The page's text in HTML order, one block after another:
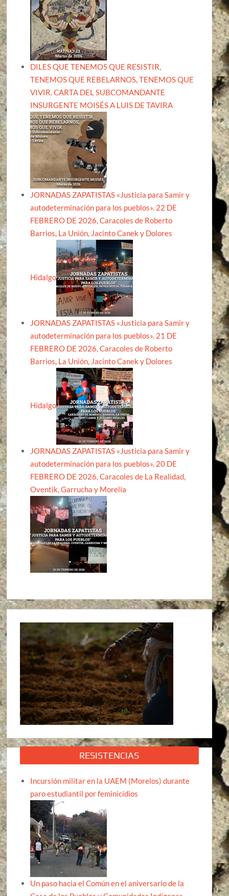
DILES QUE TENEMOS QUE RESISTIR,
TENEMOS QUE REBELARNOS, TENEMOS QUE
VIVIR. CARTA DEL SUBCOMANDANTE
INSURGENTE MOISÉS A LUIS DE TAVIRA
JORNADAS ZAPATISTAS «Justicia para Samir y
autodeterminación para los pueblos». 22 DE
FEBRERO DE 2026, Caracoles de Roberto
Barrios, La Unión, Jacinto Canek y Dolores
Hidalgo
JORNADAS ZAPATISTAS «Justicia para Samir y
autodeterminación para los pueblos». 21 DE
FEBRERO DE 2026, Caracoles de Roberto
Barrios, La Unión, Jacinto Canek y Dolores
Hidalgo
JORNADAS ZAPATISTAS «Justicia para Samir y
autodeterminación para los pueblos». 20 DE
FEBRERO DE 2026, Caracoles de La Realidad,
Oventik, Garrucha y Morelia
RESISTENCIAS
Incursión militar en la UAEM (Morelos) durante
paro estudiantil por feminicidios
Un paso hacia el Común en el aniversario de la